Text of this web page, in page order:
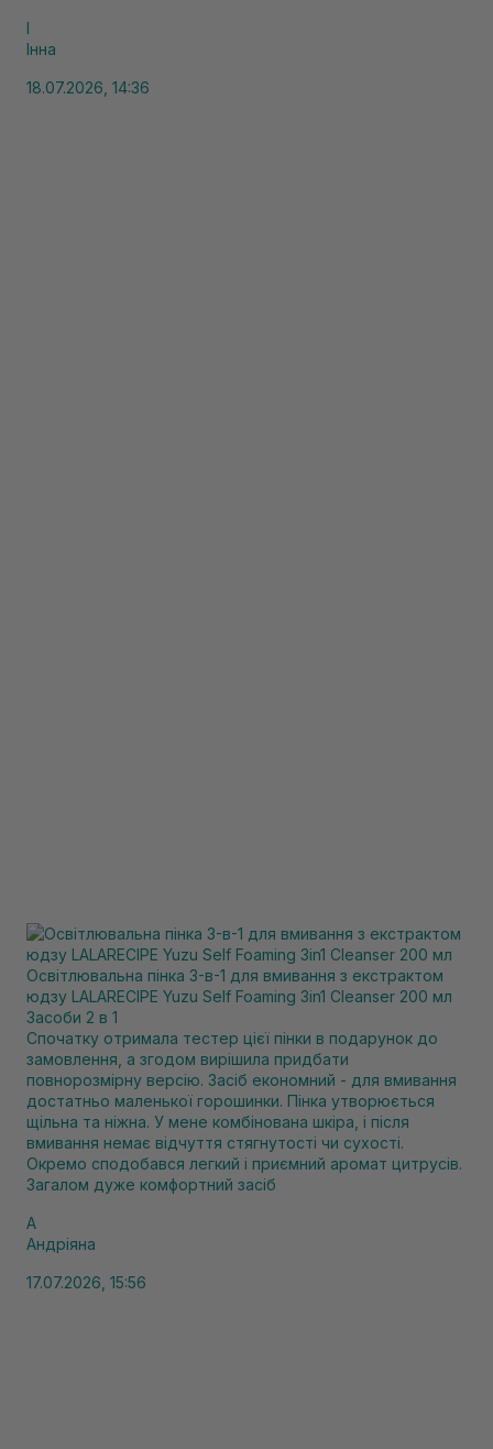
І
Інна
18.07.2026, 14:36
Освітлювальна пінка 3-в-1 для вмивання з екстрактом
юдзу LALARECIPE Yuzu Self Foaming 3in1 Cleanser 200 мл
Засоби 2 в 1
Спочатку отримала тестер цієї пінки в подарунок до
замовлення, а згодом вирішила придбати
повнорозмірну версію. Засіб економний - для вмивання
достатньо маленької горошинки. Пінка утворюється
щільна та ніжна. У мене комбінована шкіра, і після
вмивання немає відчуття стягнутості чи сухості.
Окремо сподобався легкий і приємний аромат цитрусів.
Загалом дуже комфортний засіб
А
Андріяна
17.07.2026, 15:56